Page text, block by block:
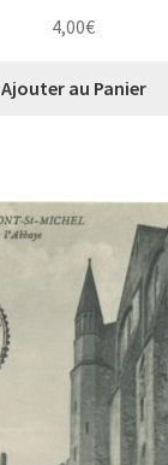
4,00€
Ajouter au Panier